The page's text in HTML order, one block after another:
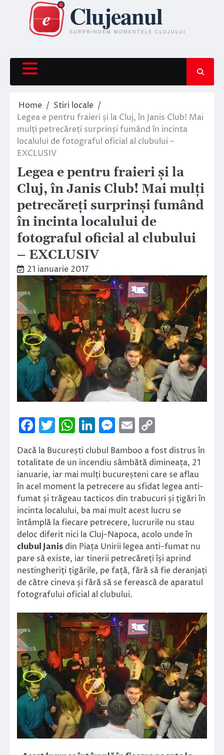
content
Home
Stiri locale
Legea e pentru fraieri și la Cluj, în Janis Club! Mai
mulți petrecăreți surprinși fumând în incinta
localului de fotograful oficial al clubului –
EXCLUSIV
Legea e pentru fraieri și la
Cluj, în Janis Club! Mai mulți
petrecăreți surprinși fumând
în incinta localului de
fotograful oficial al clubului
– EXCLUSIV
21 ianuarie 2017
Facebook
Twitter
WhatsApp
LinkedIn
Messenger
Email
Link
Dacă la București clubul Bamboo a fost distrus în
totalitate de un incendiu sâmbătă dimineața, 21
ianuarie, iar mai mulți bucureșteni care se aflau
în acel moment la petrecere au sfidat legea anti-
fumat și trăgeau tacticos din trabucuri și țigări în
incinta localului, ba mai mult acest lucru se
întâmplă la fiecare petrecere, lucrurile nu stau
deloc diferit nici la Cluj-Napoca, acolo unde în
clubul Janis din Piața Unirii legea anti-fumat nu
pare să existe, iar tinerii petrecăreți își aprind
nestingheriți țigările, pe față, fără să fie deranjați
de către cineva și fără să se ferească de aparatul
fotografului oficial al clubului.